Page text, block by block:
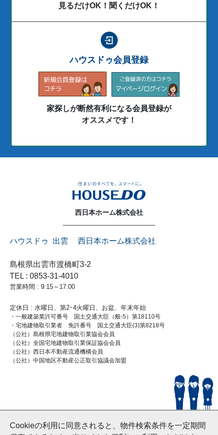
Cookieの利用に同意されると、物件検索条件を一定期間
見るだけOK！聞くだけOK！
ハウスドゥ会員登録
家探しが断然有利になる会員登録が
オススメです！
西日本ホーム株式会社
ハウスドゥ 出雲 西日本ホーム株式会社
島根県出雲市渡橋町3-2
TEL : 0853-31-4010
営業時間 : 9:15～17:00
定休日 : 水曜日、第2･4火曜日、お盆、年末年始
・一般建築業許可番号 国土交通大臣（般-5）第18110号
・宅地建物取引業者 免許番号 国土交通大臣(3)第8218号
（公社）島根県宅地建物取引業協会会員
（公社）全国宅地建物取引業保証協会会員
（公社）西日本不動産流通機構会員
（公社）中国地区不動産公正取引協議会加盟
© HouseDoIzumo
and Nishinihon Home Co.ltd All Rights Reserved.